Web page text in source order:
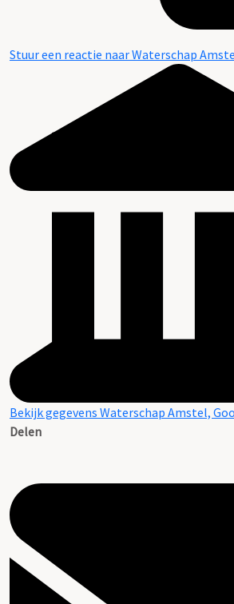
Stuur een reactie naar Waterschap
Bekijk gegevens Waterschap Amstel,
Delen